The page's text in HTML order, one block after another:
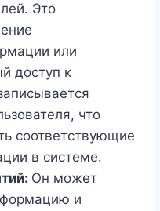
Это
или
доступ к
что
соответствующие
в системе.
Он может
и